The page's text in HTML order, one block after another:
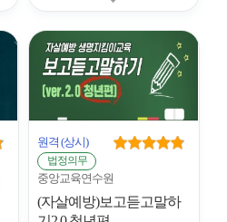
원격 (상시)
법정의무
중앙교육연수원
(자살예방)보고듣고말하